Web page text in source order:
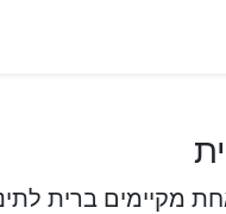
מקיימים ברית